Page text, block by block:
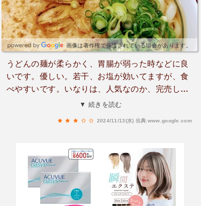
画像は著作権で保護されている場合があります。
うどんの麺が柔らかく、胃腸が弱った時などに良
いです。優しい。若干、お塩が効いてますが、食
べやすいです。いなりは、人気なのか、完売して
いましたので、かしわ握りにしました。ごぼう天
です。また、時々行きたいです。
▼ 続きを読む
2024/11/13(水) 出典:www.google.com